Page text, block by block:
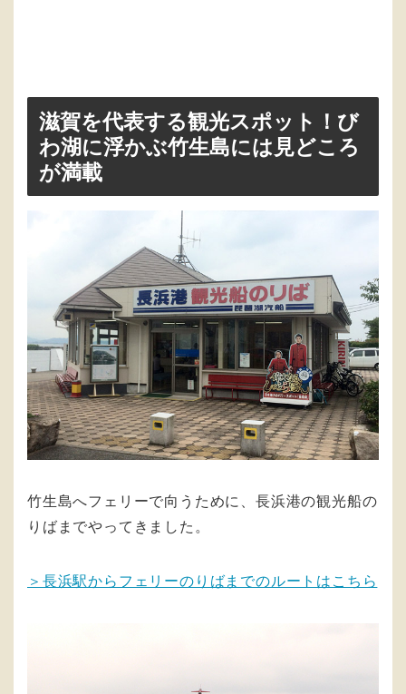
滋賀を代表する観光スポット！び
わ湖に浮かぶ竹生島には見どころ
が満載
竹生島へフェリーで向うために、長浜港の観光船の
りばまでやってきました。
＞長浜駅からフェリーのりばまでのルートはこちら